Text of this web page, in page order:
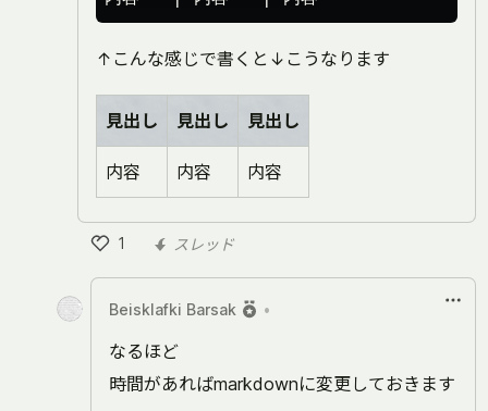
↑こんな感じで書くと↓こうなります
見出し 見出し 見出し
内容 内容 内容
1
い
ね
スレッド
Beisklafki Barsak •
なるほど
時間があればmarkdownに変更しておきます